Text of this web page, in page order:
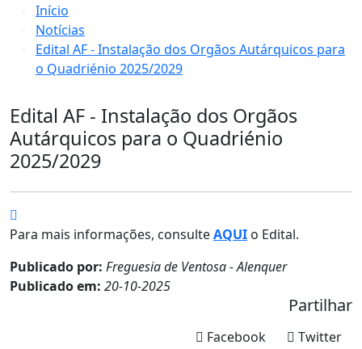
Início
Notícias
Edital AF - Instalação dos Orgãos Autárquicos para
o Quadriénio 2025/2029
Edital AF - Instalação dos Orgãos
Autárquicos para o Quadriénio
2025/2029
Para mais informações, consulteAQUI o Edital.
Publicado por: Freguesia de Ventosa - Alenquer
Publicado em: 20-10-2025
Partilhar
Twitter
Facebook